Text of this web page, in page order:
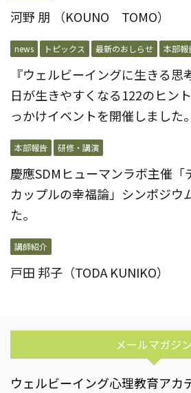
河野 朋 （KOUNO TOMO）
news トピックス 最新のおしらせ 本部報
『ウェルビーイングに生きる
日が生きやすくなる122のヒン
っかけイベントを開催しました。
本部報告 研修・講演
慶應SDMヒューマンラボ主催「
カップルの幸福論」シンポジウ
た。
講師紹介
戸田 邦子（TODA KUNIKO）
メールマガジン
ウェルビーイング心理教育アカ